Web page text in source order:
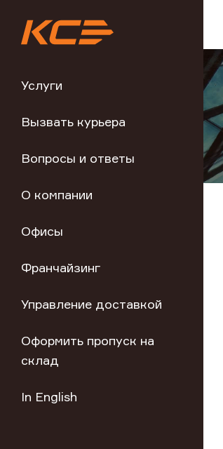
Услуги
Вызвать курьера
Вопросы и ответы
О компании
Офисы
Франчайзинг
Управление доставкой
Оформить пропуск на
склад
In English